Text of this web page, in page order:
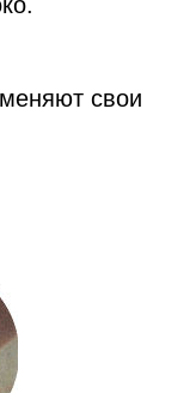
свои